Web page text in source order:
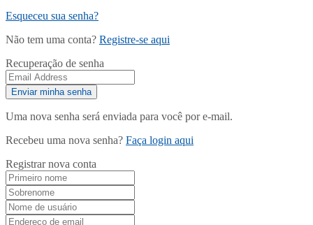
Esqueceu sua senha?
Não tem uma conta? Registre-se aqui
Recuperação de senha
Uma nova senha será enviada para você por e-mail.
Recebeu uma nova senha? Faça login aqui
Registrar nova conta